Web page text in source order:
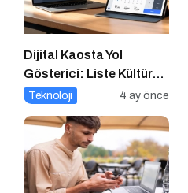
Dijital Kaosta Yol
Gösterici: Liste Kültürü
ve İnteraktif Çözümlerin
Teknoloji 4 ay önce